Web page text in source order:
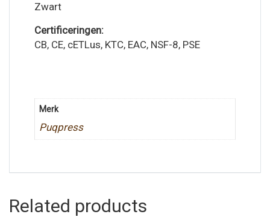
Zwart
Certificeringen:
CB, CE, cETLus, KTC, EAC, NSF-8, PSE
Merk
Puqpress
Related products